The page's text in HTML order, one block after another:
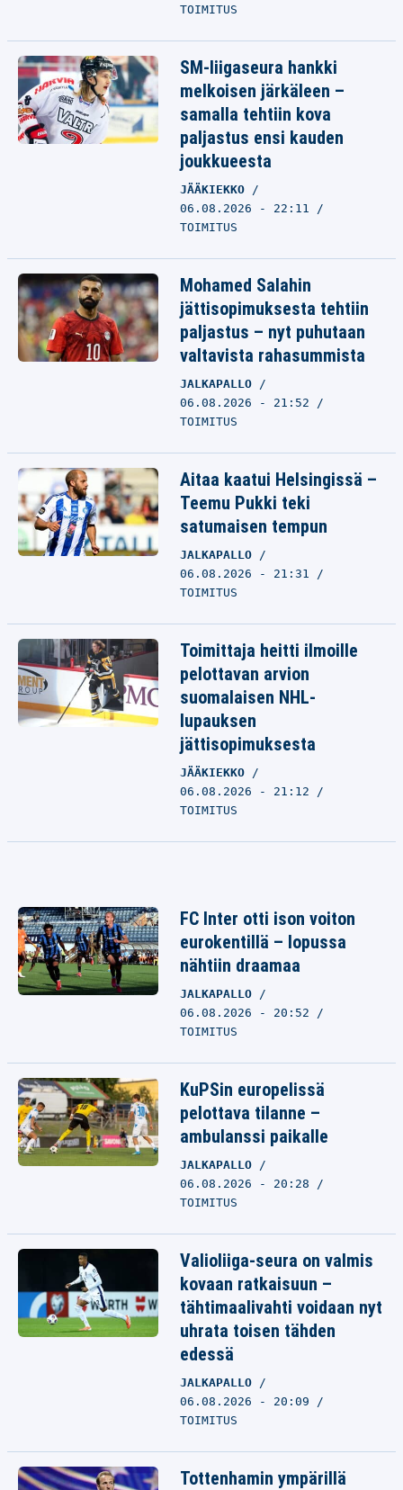
TOIMITUS
SM-liigaseura hankki
melkoisen järkäleen –
samalla tehtiin kova
paljastus ensi kauden
joukkueesta
JÄÄKIEKKO
06.08.2026 - 22:11
TOIMITUS
Mohamed Salahin
jättisopimuksesta tehtiin
paljastus – nyt puhutaan
valtavista rahasummista
JALKAPALLO
06.08.2026 - 21:52
TOIMITUS
Aitaa kaatui Helsingissä –
Teemu Pukki teki
satumaisen tempun
JALKAPALLO
06.08.2026 - 21:31
TOIMITUS
Toimittaja heitti ilmoille
pelottavan arvion
suomalaisen NHL-
lupauksen
jättisopimuksesta
JÄÄKIEKKO
06.08.2026 - 21:12
TOIMITUS
FC Inter otti ison voiton
eurokentillä – lopussa
nähtiin draamaa
JALKAPALLO
06.08.2026 - 20:52
TOIMITUS
KuPSin europelissä
pelottava tilanne –
ambulanssi paikalle
JALKAPALLO
06.08.2026 - 20:28
TOIMITUS
Valioliiga-seura on valmis
kovaan ratkaisuun –
tähtimaalivahti voidaan nyt
uhrata toisen tähden
edessä
JALKAPALLO
06.08.2026 - 20:09
TOIMITUS
Tottenhamin ympärillä